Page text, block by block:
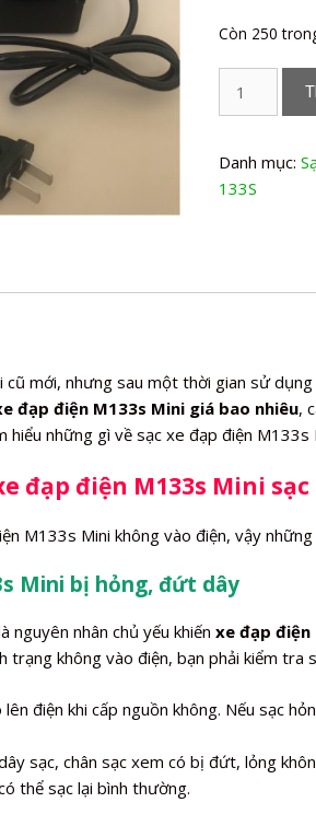
Còn 250
điện
M133s
Danh mục:
133S
mới, nhưng sau một thời gian sử dụng
đạp điện M133s Mini giá bao nhiêu,
hiểu những gì về sạc xe đạp điện
đạp điện M133s Mini
M133s Mini không vào điện, vậy
Mini bị hỏng, đứt dây
nguyên nhân chủ yếu khiến xe đạp điện
trạng không vào điện, bạn phải kiểm tra
điện khi cấp nguồn không. Nếu sạc
sạc, chân sạc xem có bị đứt, lỏng
thể sạc lại bình thường.